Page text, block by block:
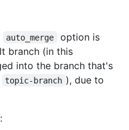
auto_merge
option is
branch (in this
into the branch that's
topic-branch ), due to